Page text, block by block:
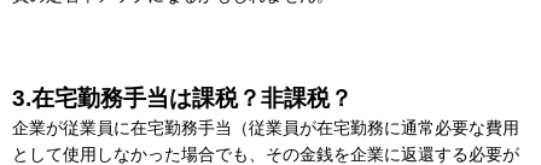
3.在宅勤務手当は課税？非課税？
企業が従業員に在宅勤務手当（従業員が在宅勤務に通常必要な費用
として使用しなかった場合でも、その金銭を企業に返還する必要が